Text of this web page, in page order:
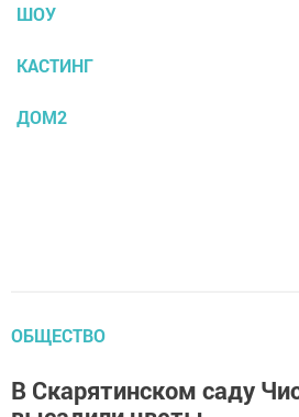
ШОУ
КАСТИНГ
ДОМ2
ОБЩЕСТВО
В Скарятинском саду